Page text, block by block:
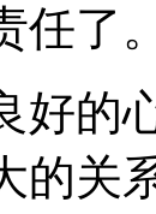
任了。
好的
的关